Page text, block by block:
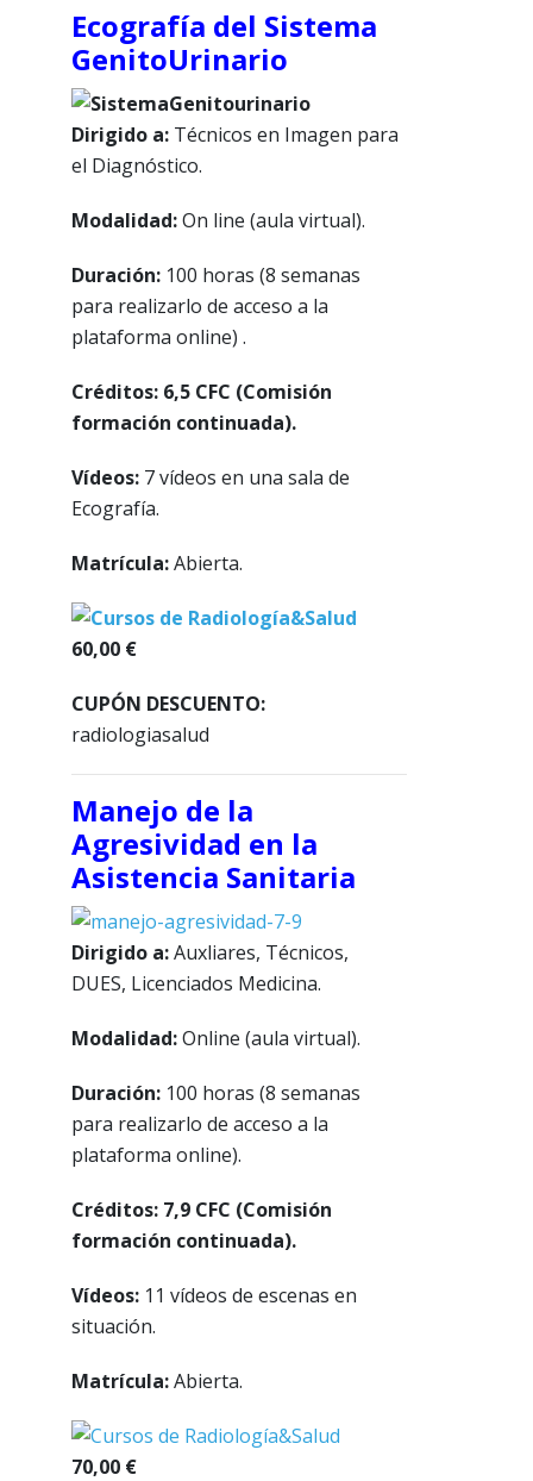
Ecografía del Sistema
GenitoUrinario
Dirigido a: Técnicos en Imagen para
el Diagnóstico.
Modalidad:On line (aula virtual).
Duración: 100 horas (8 semanas
para realizarlo de acceso a la
plataforma online) .
Créditos: 6,5 CFC (Comisión
formación continuada).
Vídeos: 7 vídeos en una sala de
Ecografía.
Matrícula:Abierta.
60,00 €
CUPÓN DESCUENTO:
radiologiasalud
Manejo de la
Agresividad en la
Asistencia Sanitaria
Dirigido a:Auxliares, Técnicos,
DUES, Licenciados Medicina.
Modalidad:Online (aula virtual).
Duración: 100 horas (8 semanas
para realizarlo de acceso a la
plataforma online).
Créditos: 7,9 CFC (Comisión
formación continuada).
Vídeos: 11 vídeos de escenas en
situación.
Matrícula:Abierta.
70,00 €